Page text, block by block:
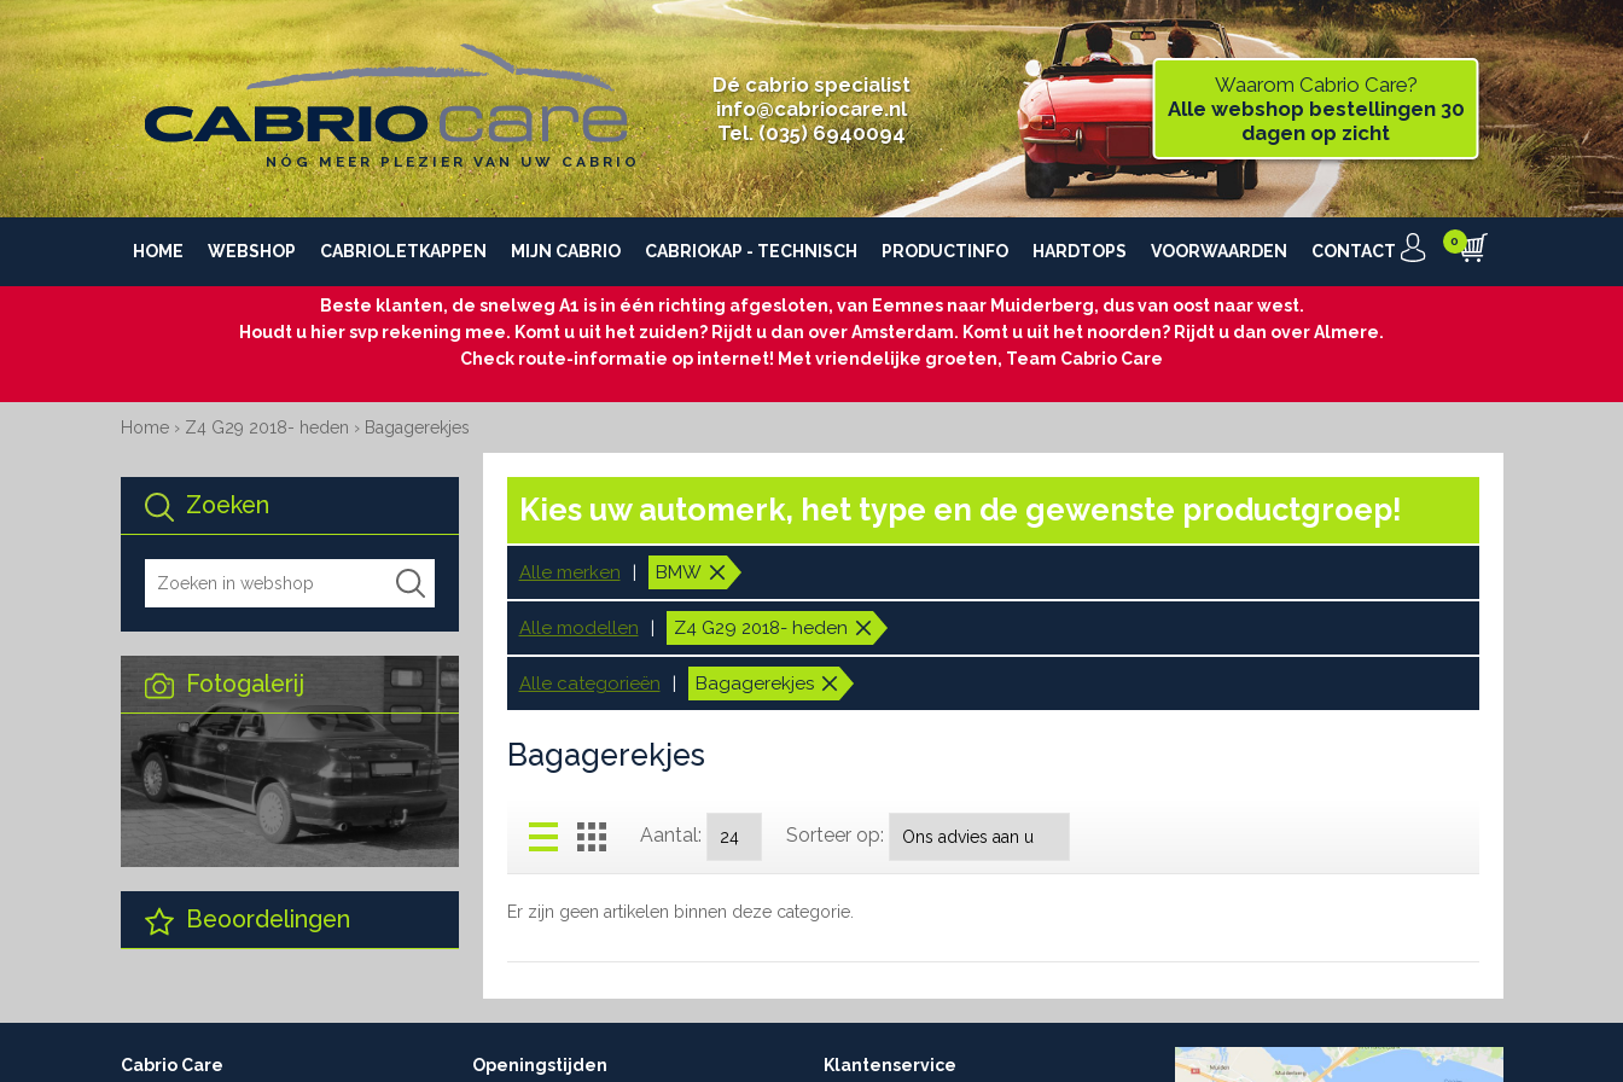
NÓG MEER PLEZIER VAN UW CABRIO
Dé cabrio specialist
info@cabriocare.nl
Tel. (035) 6940094
Waarom Cabrio Care?
Alle webshop bestellingen 30
dagen op zicht
HOME WEBSHOP CABRIOLETKAPPEN MIJN CABRIO CABRIOKAP - TECHNISCH PRODUCTINFO HARDTOPS VOORWAARDEN CONTACT
Beste klanten, de snelweg A1 is in één richting afgesloten, van Eemnes naar Muiderberg, dus van oost naar west.
Houdt u hier svp rekening mee. Komt u uit het zuiden? Rijdt u dan over Amsterdam. Komt u uit het noorden? Rijdt u dan over Almere.
Check route-informatie op internet! Met vriendelijke groeten, Team Cabrio Care
Home› Z4 G29 2018- heden › Bagagerekjes
Zoeken
Fotogalerij
Beoordelingen
Kies uw automerk, het type en de gewenste productgroep!
Alle merken BMW
Alle modellen Z4 G29 2018- heden
Alle categorieën Bagagerekjes
Bagagerekjes
Aantal: Sorteer op:
Er zijn geen artikelen binnen deze categorie.
Cabrio Care Openingstijden Klantenservice